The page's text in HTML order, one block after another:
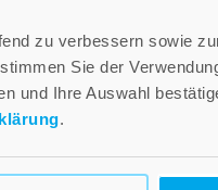
zu verbessern sowie
Sie der
und Ihre Auswahl
.
NEWSLETTER